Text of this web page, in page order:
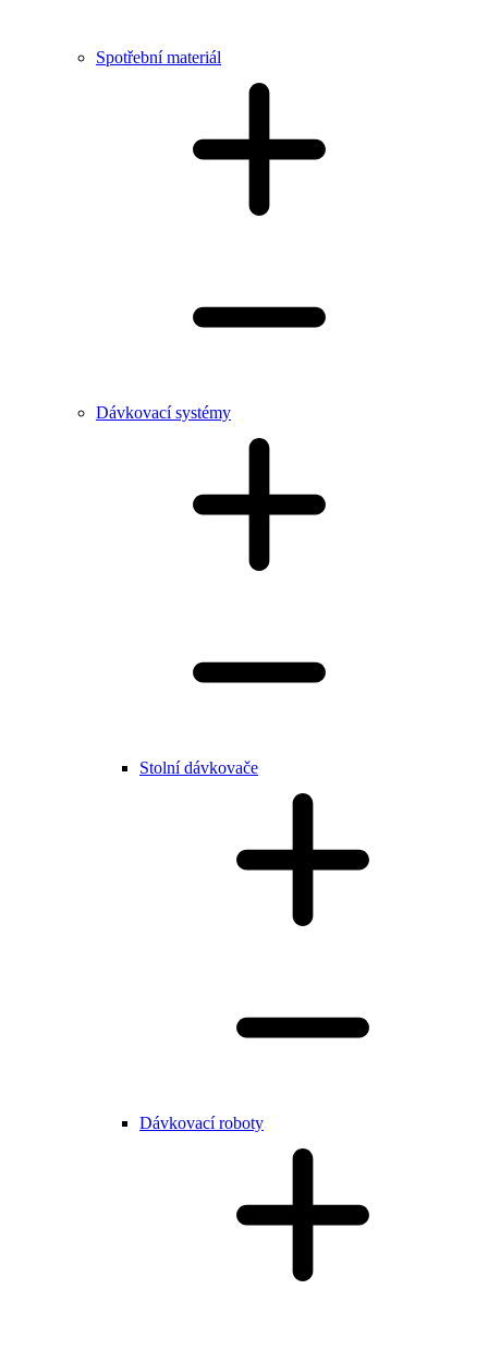
Spotřební materiál
Dávkovací systémy
Stolní dávkovače
Dávkovací roboty